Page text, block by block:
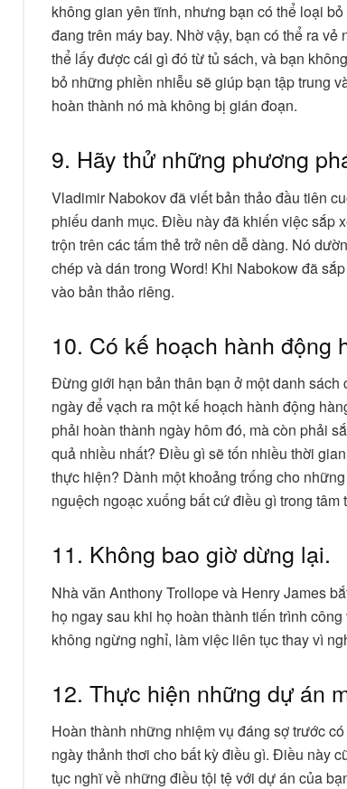
không gian yên tĩnh, nhưng bạn có thể loại
đang trên máy bay. Nhờ vậy, bạn có thể ra
thể lấy được cái gì đó từ tủ sách, và bạn
bỏ những phiền nhiễu sẽ giúp bạn tập trung
hoàn thành nó mà không bị gián đoạn.
9. Hãy thử những phương
Vladimir Nabokov đã viết bản thảo đầu tiên
phiếu danh mục. Điều này đã khiến việc sắp
trộn trên các tấm thẻ trở nên dễ dàng. Nó
chép và dán trong Word! Khi Nabokow đã
vào bản thảo riêng.
10. Có kế hoạch hành động
Đừng giới hạn bản thân bạn ở một danh
ngày để vạch ra một kế hoạch hành động
phải hoàn thành ngày hôm đó, mà còn phải
quả nhiều nhất? Điều gì sẽ tốn nhiều thời
thực hiện? Dành một khoảng trống cho
nguệch ngoạc xuống bất cứ điều gì trong tâm
11. Không bao giờ dừng lại.
Nhà văn Anthony Trollope và Henry James
họ ngay sau khi họ hoàn thành tiến trình
không ngừng nghỉ, làm việc liên tục thay vì
12. Thực hiện những dự án
Hoàn thành những nhiệm vụ đáng sợ trước
ngày thảnh thơi cho bất kỳ điều gì. Điều này
tục nghĩ về những điều tội tệ với dự án của